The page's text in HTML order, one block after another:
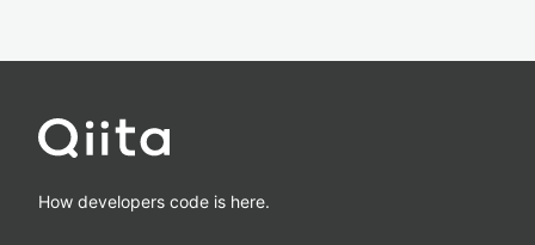
How developers code is here.